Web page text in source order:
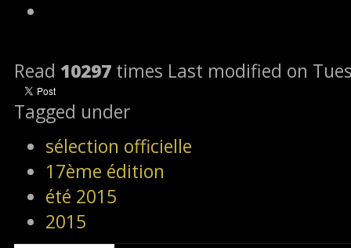
Read 10297 times Last modified on
Tagged under
sélection officielle
17ème édition
été 2015
2015